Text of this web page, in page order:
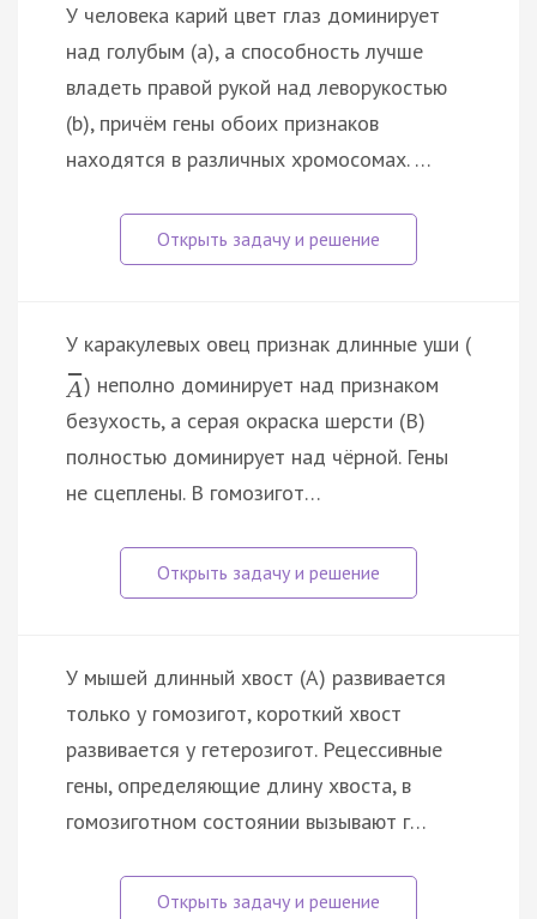
У человека карий цвет глаз доминирует
над голубым (а), а способность лучше
владеть правой рукой над леворукостью
(b), причём гены обоих признаков
находятся в различных хромосомах. …
У каракулевых овец признак длинные уши (
−
А) неполно доминирует над признаком
безухость, а серая окраска шерсти (В)
полностью доминирует над чёрной. Гены
не сцеплены. В гомозигот…
У мышей длинный хвост (А) развивается
только у гомозигот, короткий хвост
развивается у гетерозигот. Рецессивные
гены, определяющие длину хвоста, в
гомозиготном состоянии вызывают г…